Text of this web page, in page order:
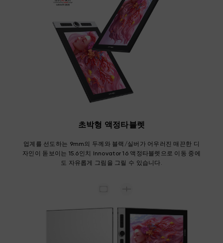
초박형 액정타블렛
업계를 선도하는 9mm의 두께와 블랙/실버가 어우러진 매끈한 디
자인이 돋보이는 15.6인치 Innovator 16 액정타블렛으로 이동 중에
도 자유롭게 그림을 그릴 수 있습니다.